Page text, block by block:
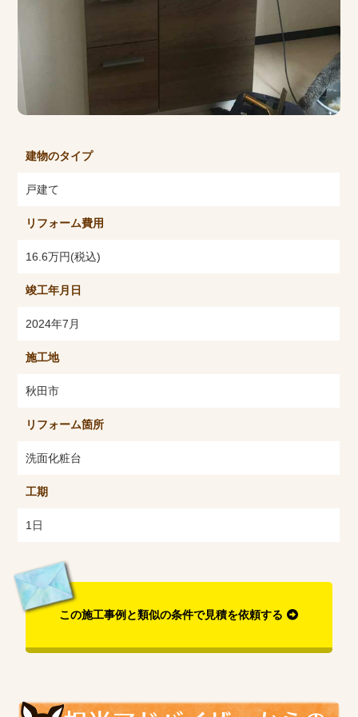
建物のタイプ
戸建て
リフォーム費用
16.6万円(税込)
竣工年月日
2024年7月
施工地
秋田市
リフォーム箇所
洗面化粧台
工期
1日
この施工事例と類似の条件で見積を依頼する